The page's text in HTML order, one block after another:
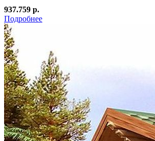
937.759 р.
Подробнее